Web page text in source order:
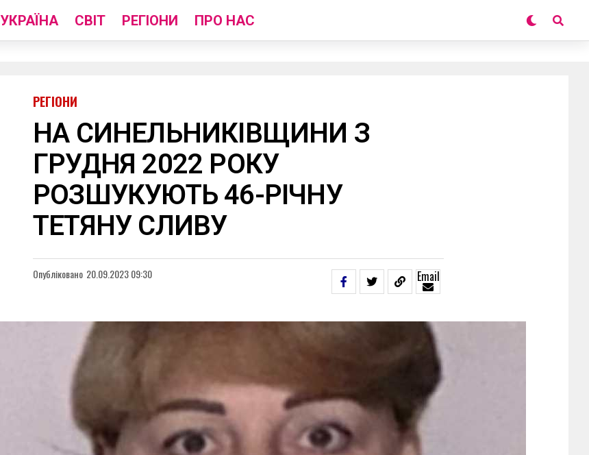
УКРАЇНА СВІТ РЕГІОНИ ПРО НАС
РЕГІОНИ
НА СИНЕЛЬНИКІВЩИНИ З
ГРУДНЯ 2022 РОКУ
РОЗШУКУЮТЬ 46-РІЧНУ
ТЕТЯНУ СЛИВУ
Опубліковано 20.09.2023 09:30 Email